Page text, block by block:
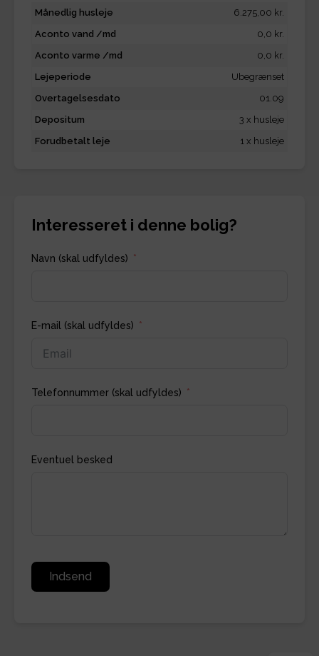
Månedlig husleje
6.275,00 kr.
Aconto vand /md
0,0 kr.
Aconto varme /md
0,0 kr.
Lejeperiode
Ubegrænset
Overtagelsesdato
01.09
Depositum
3 x husleje
Forudbetalt leje
1 x husleje
Interesseret i denne bolig?
Navn (skal udfyldes)
E-mail (skal udfyldes)
Telefonnummer (skal udfyldes)
Eventuel besked
Indsend